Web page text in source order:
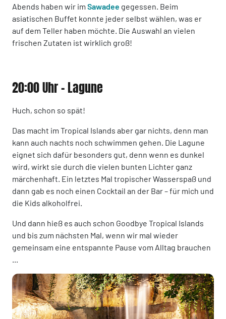
Abends haben wir im Sawadee gegessen. Beim
asiatischen Buffet konnte jeder selbst wählen, was er
auf dem Teller haben möchte. Die Auswahl an vielen
frischen Zutaten ist wirklich groß!
20:00 Uhr - Lagune
Huch, schon so spät!
Das macht im Tropical Islands aber gar nichts, denn man
kann auch nachts noch schwimmen gehen. Die Lagune
eignet sich dafür besonders gut, denn wenn es dunkel
wird, wirkt sie durch die vielen bunten Lichter ganz
märchenhaft. Ein letztes Mal tropischer Wasserspaß und
dann gab es noch einen Cocktail an der Bar – für mich und
die Kids alkoholfrei.
Und dann hieß es auch schon Goodbye Tropical Islands
und bis zum nächsten Mal, wenn wir mal wieder
gemeinsam eine entspannte Pause vom Alltag brauchen